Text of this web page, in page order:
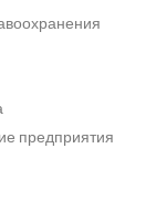
предприятия